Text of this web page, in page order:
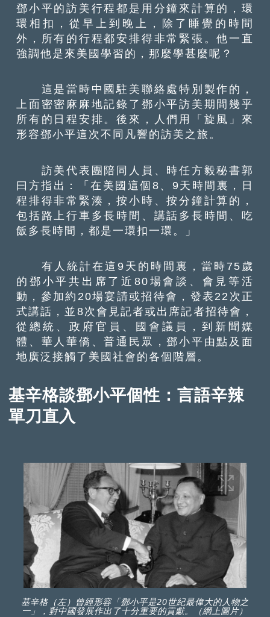
鄧小平的訪美行程都是用分鐘來計算的，環
環相扣，從早上到晚上，除了睡覺的時間
外，所有的行程都安排得非常緊張。他一直
強調他是來美國學習的，那麼學甚麼呢？
這是當時中國駐美聯絡處特別製作的，
上面密密麻麻地記錄了鄧小平訪美期間幾乎
所有的日程安排。後來，人們用「旋風」來
形容鄧小平這次不同凡響的訪美之旅。
訪美代表團陪同人員、時任方毅秘書郭
曰方指出：「在美國這個8、9天時間裏，日
程排得非常緊湊，按小時、按分鐘計算的，
包括路上行車多長時間、講話多長時間、吃
飯多長時間，都是一環扣一環。」
有人統計在這9天的時間裏，當時75歲
的鄧小平共出席了近80場會談、會見等活
動，參加約20場宴請或招待會，發表22次正
式講話，並8次會見記者或出席記者招待會，
從總統、政府官員、國會議員，到新聞媒
體、華人華僑、普通民眾，鄧小平由點及面
地廣泛接觸了美國社會的各個階層。
基辛格談鄧小平個性：言語辛辣
單刀直入
基辛格（左）曾經形容「鄧小平是20世紀最偉大的人物之
一」，對中國發展作出了十分重要的貢獻。（網上圖片）